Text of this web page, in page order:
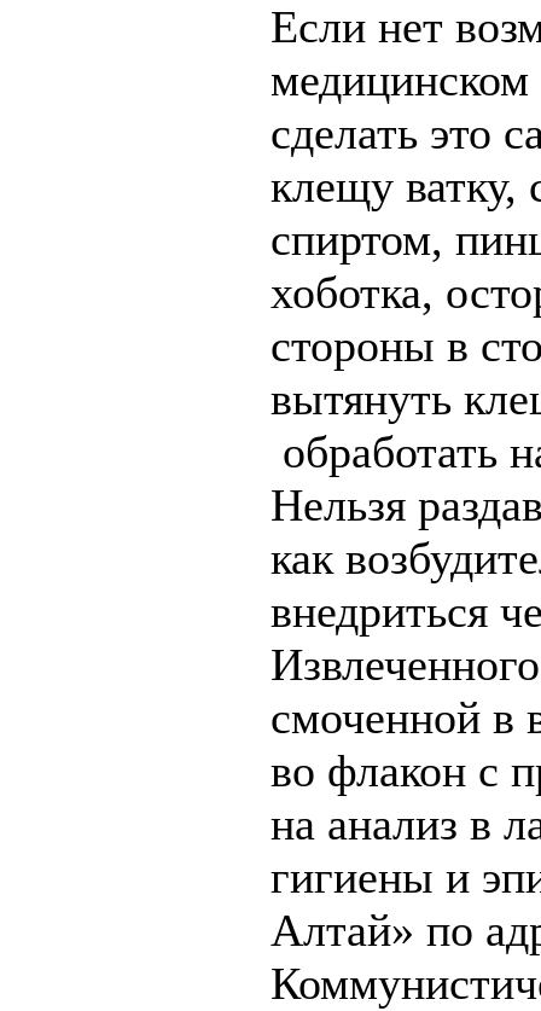
Если нет
сделать это
клещу
спиртом,
хоботка,
стороны в
вытянуть
обработать
Нельзя
как
внедриться
смоченной в
во флакон с
на анализ в
гигиены и
Алтай» по